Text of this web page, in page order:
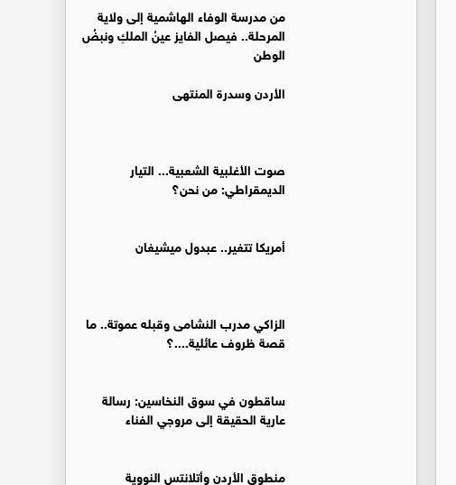
من مدرسة الوفاء الهاشمية إلى ولاية
المرحلة.. فيصل الفايز عينُ الملكِ ونبضُ
الوطن
الأردن وسدرة المنتهى
صوت الأغلبية الشعبية... التيار
الديمقراطي: من نحن؟
أمريكا تتغير.. عبدول ميشيغان
الزاكي مدرب النشامى وقبله عموتة.. ما
قصة ظروف عائلية....؟
ساقطون في سوق النخاسين: رسالة
عارية الحقيقة إلى مروجي الفناء
منطوق الأردن وأتلانتس النووية